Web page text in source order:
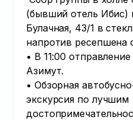
(бывший отель Ибис)
Булачная, 43/1 в
напротив ресепшена
• В 11:00
Азимут.
• Обзорная
экскурсия по лучшим